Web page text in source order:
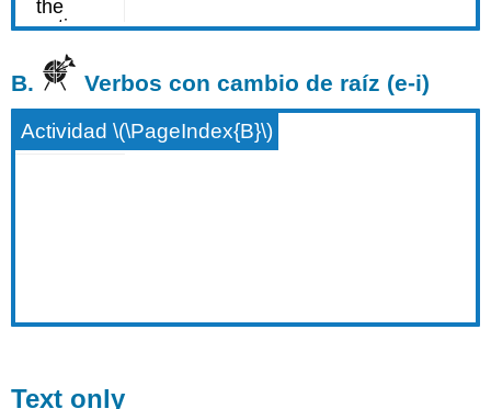
B. Verbos con cambio de raíz (e-i)
Actividad \(\PageIndex{B}\)
Text only